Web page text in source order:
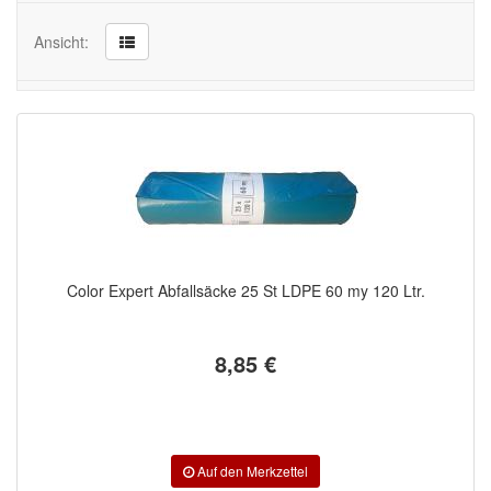
Werkzeug & Maschinen
Reinigen
Reinigungsscheiben
Mikrofasertuch
Müllsäcke/Abfallsystem
Ansicht:
Color Expert Abfallsäcke 25 St LDPE 60 my 120 Ltr.
8,85 €